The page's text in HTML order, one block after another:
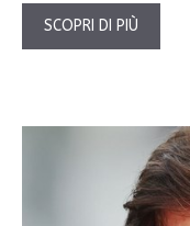
SCOPRI DI PIÙ